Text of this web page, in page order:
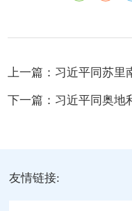
上一篇：
下一篇：
友情链接: